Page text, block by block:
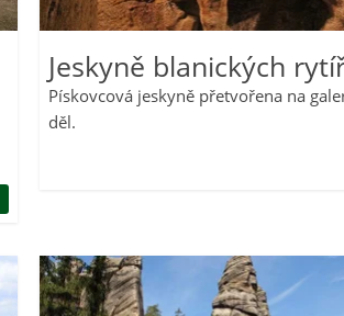
Jeskyně blanických
Pískovcová jeskyně přetvořena na
děl.